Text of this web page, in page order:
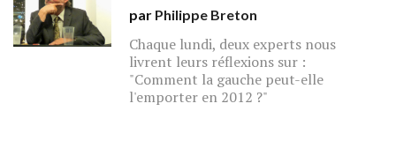
par Philippe Breton
Chaque lundi, deux experts nous
livrent leurs réflexions sur :
"Comment la gauche peut-elle
l'emporter en 2012 ?"